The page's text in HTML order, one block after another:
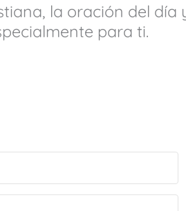
la oración del día
para ti.